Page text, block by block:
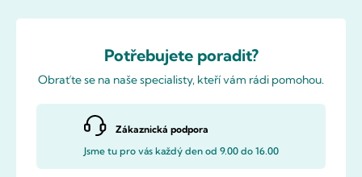
Potřebujete poradit?
Obraťte se na naše specialisty, kteří vám rádi pomohou.
Zákaznická podpora
Jsme tu pro vás každý den od 9.00 do 16.00